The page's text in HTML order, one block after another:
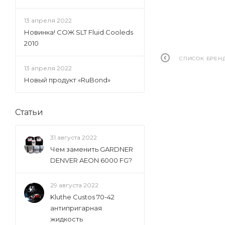
СПИСОК
13 апреля 2022
Новинка! СОЖ SLT Fluid Cooleds
2010
13 апреля 2022
Новый продукт «RuBond»
Статьи
31 августа 2022
Чем заменить GARDNER
DENVER AEON 6000 FG?
29 августа 2022
Kluthe Custos 70-42
антипригарная
жидкость